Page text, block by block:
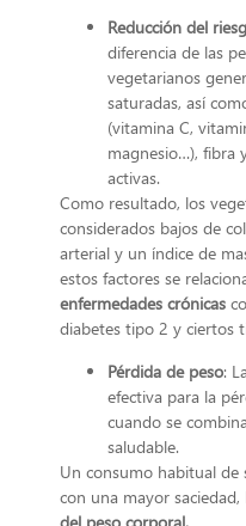
Reducción del
diferencia de las
vegetarianos
saturadas, así
(vitamina C,
magnesio…), fibra
activas.
Como resultado, los
considerados bajos de
arterial y un índice de
estos factores se
enfermedades crónicas
diabetes tipo 2 y ciertos
Pérdida de peso:
efectiva para la
cuando se
saludable.
Un consumo habitual de
con una mayor
del peso corporal.